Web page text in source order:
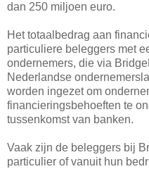
dan 250 miljoen euro.
Het totaalbedrag aan
particuliere beleggers met
ondernemers, die via
Nederlandse
worden ingezet om
financieringsbehoeften te
tussenkomst van banken.
Vaak zijn de beleggers bij
particulier of vanuit hun